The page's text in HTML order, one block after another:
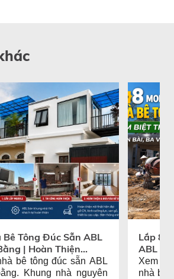
Bê Tông Đúc Sẵn ABL
| Hoàn Thiện
Module
bê tông đúc sẵn ABL
Khung nhà nguyên
Lắp 8
ABL
Xem
nhà bê